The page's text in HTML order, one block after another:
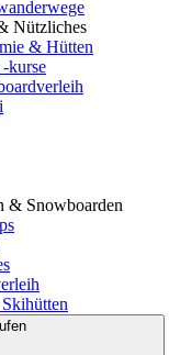
Nützliches
& Hütten
kurse
& Snowboarden